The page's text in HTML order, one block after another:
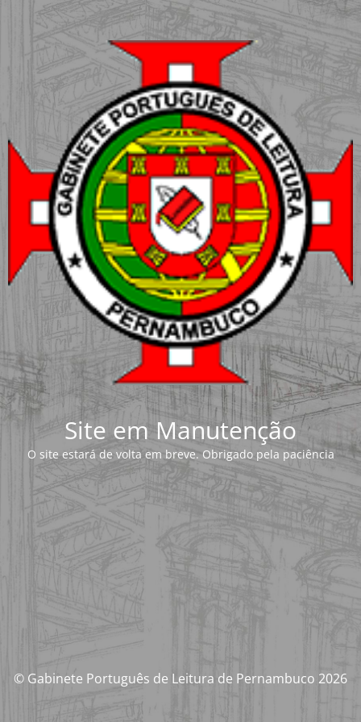
Site em Manutenção
O site estará de volta em breve. Obrigado pela paciência
© Gabinete Português de Leitura de Pernambuco 2026